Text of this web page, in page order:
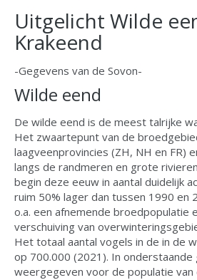
Uitgelicht Wilde
Krakeend
-Gegevens van de Sovon-
Wilde eend
De wilde eend is de meest talrijke
Het zwaartepunt van de
laagveenprovincies (ZH, NH en FR)
langs de randmeren en grote
begin deze eeuw in aantal duidelijk
ruim 50% lager dan tussen 1990 en
o.a. een afnemende broedpopulatie
verschuiving van
Het totaal aantal vogels in de in de
op 700.000 (2021). In onderstaande
weergegeven voor de populatie